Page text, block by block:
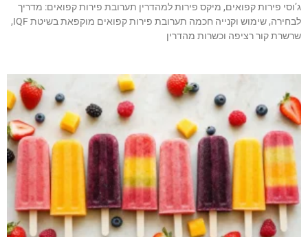
ג’וסי פירות קפואים, מיקס פירות למהדרין תערובת פירות קפואים: מדריך
לבחירה, שימוש וקנייה חכמה תערובת פירות קפואים מוקפאת בשיטת IQF,
שרשרת קור רציפה וכשרות מהדרין